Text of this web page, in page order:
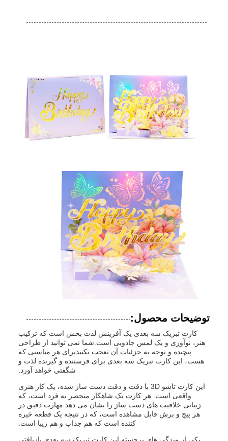
توضیحات محصول:
کارت تبریک سه بعدی یک آفرینش لذت بخش است که ترکیب
هنر، نوآوری و یک لمس جادویی است.شما نمی توانید از طراحی
پیچیده و توجه به جزئیات آن تعجب نکنیدبرای هر مناسبی که
هست، این کارت تبریک سه بعدی برای فرستنده و گیرنده لذت و
شگفتی خواهد آورد.
این کارت تاشو 3D با دقت و دقت دست ساز شده، یک کار هنری
واقعی است. هر کارت یک شاهکار منحصر به فرد است، که
زیبایی خلاقیت های دست ساز را نشان می دهد.مهارت دقیق در
هر پیچ و برش قابل مشاهده است، که در نتیجه یک قطعه خیره
کننده است که هم جذاب و هم زیبا است.